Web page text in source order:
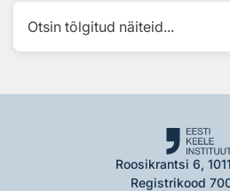
Otsin tõlgitud näiteid...
Roosikrantsi 6,
Registrikood